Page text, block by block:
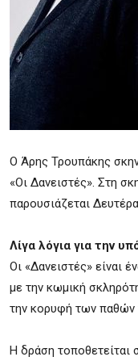
Ο Άρης Τρουπάκης
«Οι Δανειστές». Στη
παρουσιάζεται
Λίγα λόγια για την
Οι «Δανειστές» είναι
με την κωμική
την κορυφή των παθών
Η δράση τοποθετείται